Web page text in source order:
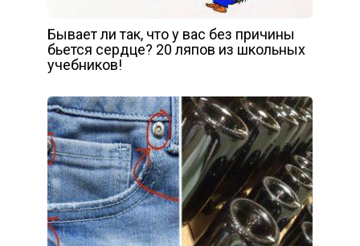
Бывает ли так, что у вас без причины
бьется сердце? 20 ляпов из школьных
учебников!